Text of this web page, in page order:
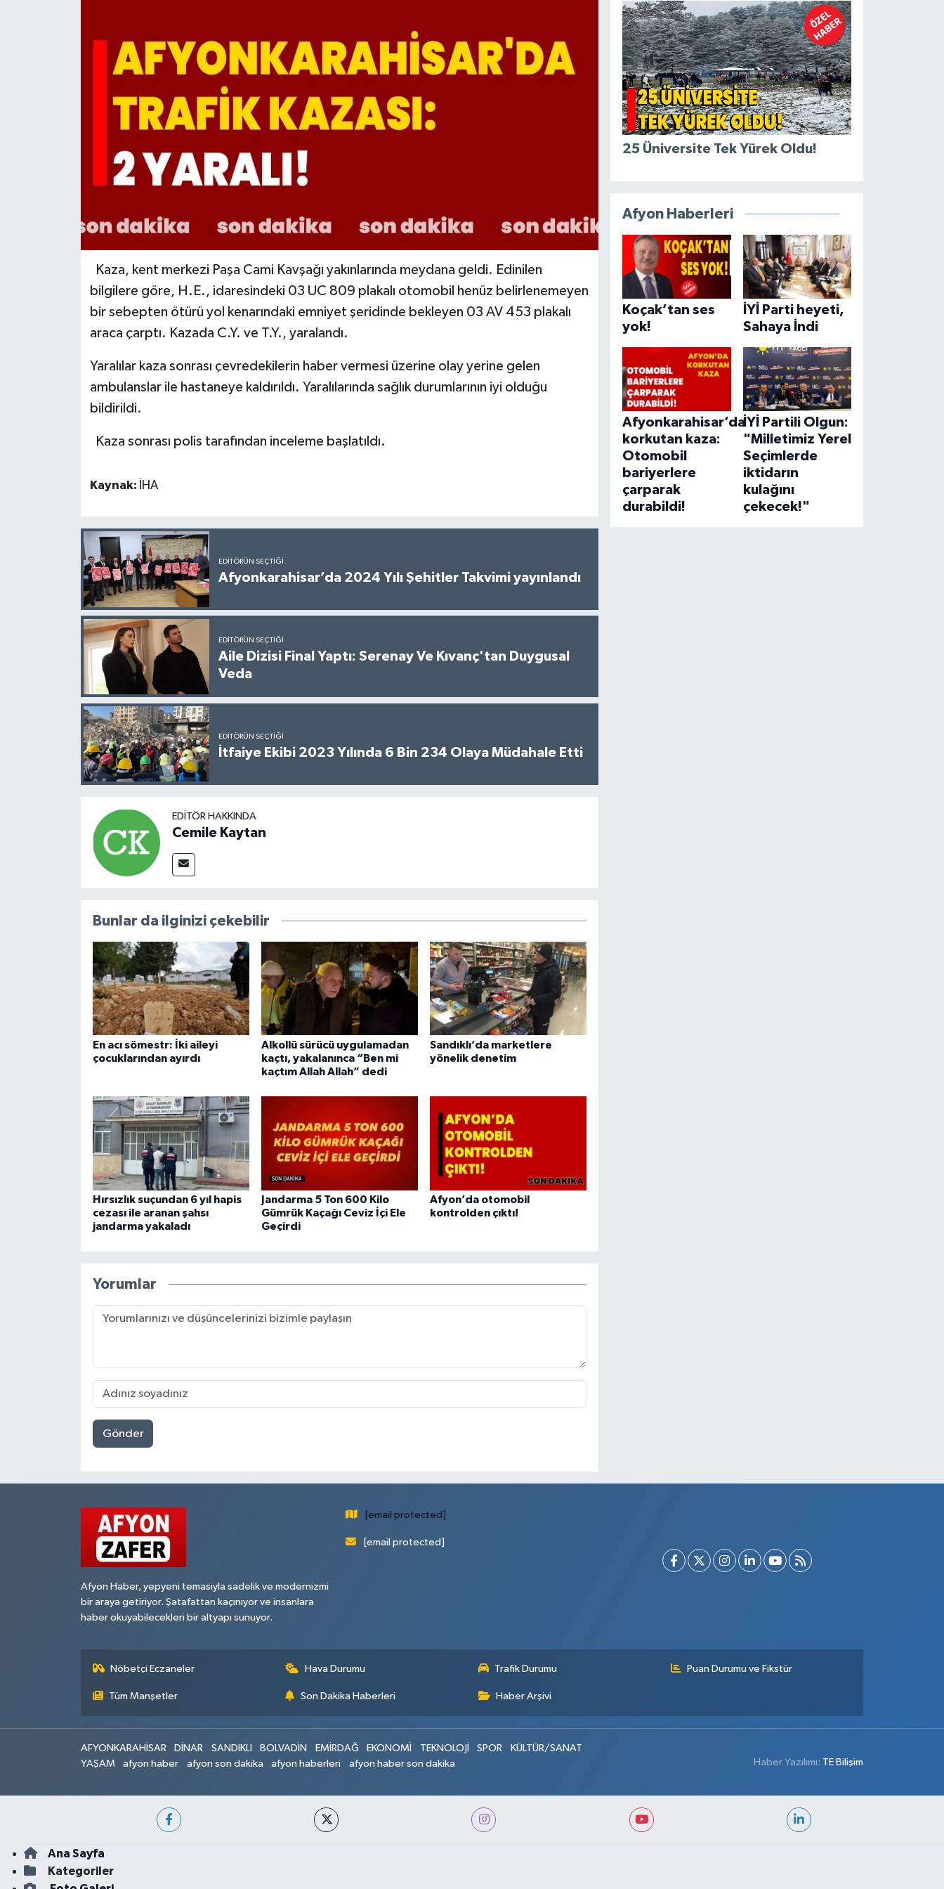
Kaza, kent merkezi Paşa Cami Kavşağı yakınlarında meydana geldi. Edinilen
bilgilere göre, H.E., idaresindeki 03 UC 809 plakalı otomobil henüz belirlenemeyen
bir sebepten ötürü yol kenarındaki emniyet şeridinde bekleyen 03 AV 453 plakalı
araca çarptı. Kazada C.Y. ve T.Y., yaralandı.
Yaralılar kaza sonrası çevredekilerin haber vermesi üzerine olay yerine gelen
ambulanslar ile hastaneye kaldırıldı. Yaralılarında sağlık durumlarının iyi olduğu
bildirildi.
Kaza sonrası polis tarafından inceleme başlatıldı.
Kaynak: İHA
EDITÖRÜN SEÇTIĞI
Afyonkarahisar’da 2024 Yılı Şehitler Takvimi yayınlandı
EDITÖRÜN SEÇTIĞI
Aile Dizisi Final Yaptı: Serenay Ve Kıvanç'tan Duygusal
Veda
EDITÖRÜN SEÇTIĞI
İtfaiye Ekibi 2023 Yılında 6 Bin 234 Olaya Müdahale Etti
EDITÖR HAKKINDA
Cemile Kaytan
Bunlar da ilginizi çekebilir
En acı sömestr: İki aileyi
çocuklarından ayırdı
Alkollü sürücü uygulamadan
kaçtı, yakalanınca “Ben mi
kaçtım Allah Allah” dedi
Sandıklı’da marketlere
yönelik denetim
Hırsızlık suçundan 6 yıl hapis
cezası ile aranan şahsı
jandarma yakaladı
Jandarma 5 Ton 600 Kilo
Gümrük Kaçağı Ceviz İçi Ele
Geçirdi
Afyon’da otomobil
kontrolden çıktı!
Yorumlar
Gönder
25 Üniversite Tek Yürek Oldu!
Afyon Haberleri
Koçak’tan ses
yok!
İYİ Parti heyeti,
Sahaya İndi
Afyonkarahisar’da
korkutan kaza:
Otomobil
bariyerlere
çarparak
durabildi!
İYİ Partili Olgun:
"Milletimiz Yerel
Seçimlerde
iktidarın
kulağını
çekecek!"
Afyon Haber, yepyeni temasıyla sadelik ve modernizmi
bir araya getiriyor. Şatafattan kaçınıyor ve insanlara
haber okuyabilecekleri bir altyapı sunuyor.
[email protected]
[email protected]
Nöbetçi Eczaneler Hava Durumu Trafik Durumu Puan Durumu ve Fikstür
Tüm Manşetler Son Dakika Haberleri Haber Arşivi
AFYONKARAHİSAR DİNAR SANDIKLI BOLVADİN EMİRDAĞ EKONOMİ TEKNOLOJİ SPOR
KÜLTÜR/SANAT
YAŞAM
afyon haber afyon son dakika afyon haberleri afyon haber son dakika Haber Yazılımı: TE Bilişim
Ana Sayfa
Kategoriler